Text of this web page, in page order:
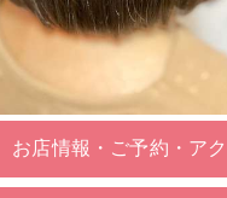
お店情報・ご予約・ア